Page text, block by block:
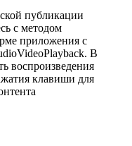
публикации
с методом
приложения с
В
воспроизведения
клавиши для